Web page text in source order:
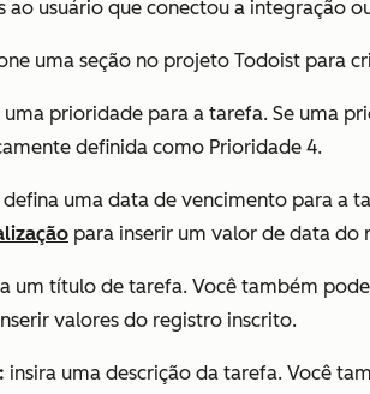
ao usuário que conectou a integração
uma seção no projeto Todoist para
uma prioridade para a tarefa. Se uma
definida como Prioridade 4.
defina uma data de vencimento para a
para inserir um valor de data do
um título de tarefa. Você também
valores do registro inscrito.
insira uma descrição da tarefa. Você